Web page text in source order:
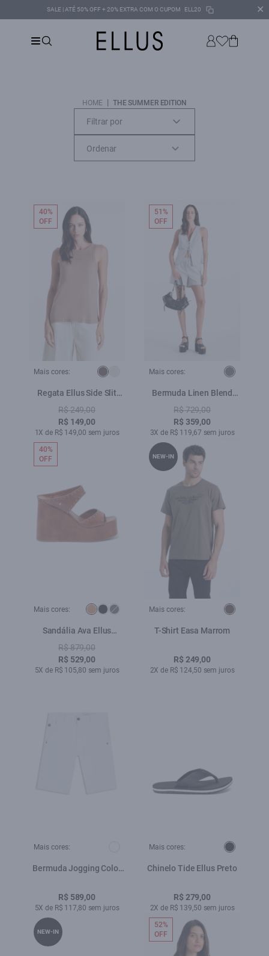
SALE | ATÉ 50% OFF + 20% EXTRA COM O CUPOM ELL20 ✕
HOME | THE SUMMER EDITION
Filtrar por
Mais cores:
Regata Ellus Side Slit
Havana
R$ 249,00
R$ 149,00
1X de R$ 149,00 sem juros
40%
OFF
Mais cores:
Bermuda Linen Blend
Basic B. Faca Silver
R$ 729,00
R$ 359,00
3X de R$ 119,67 sem juros
51%
OFF
Mais cores:
Sandália Ava Ellus
Caramelo
R$ 879,00
R$ 529,00
5X de R$ 105,80 sem juros
40%
OFF
Mais cores:
T-Shirt Easa Marrom
R$ 249,00
2X de R$ 124,50 sem juros
NEW-IN
Mais cores:
Bermuda Jogging Color
R$ 589,00
5X de R$ 117,80 sem juros
Mais cores:
Chinelo Tide Ellus Preto
R$ 279,00
2X de R$ 139,50 sem juros
NEW-IN
52%
OFF